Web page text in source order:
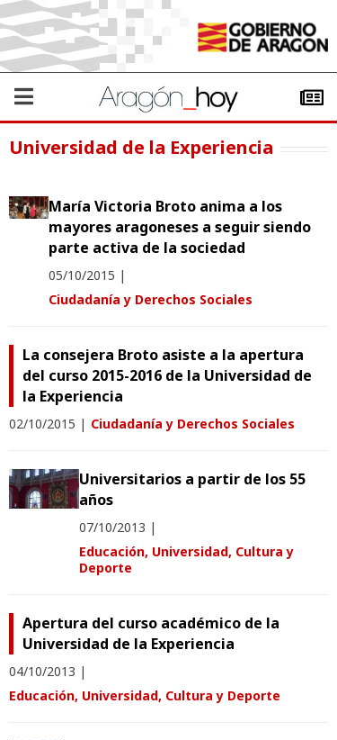
Universidad de la Experiencia
María Victoria Broto anima a los
mayores aragoneses a seguir siendo
parte activa de la sociedad
05/10/2015 |
Ciudadanía y Derechos Sociales
La consejera Broto asiste a la apertura
del curso 2015-2016 de la Universidad de
la Experiencia
02/10/2015 | Ciudadanía y Derechos Sociales
Universitarios a partir de los 55
años
07/10/2013 |
Educación, Universidad, Cultura y
Deporte
Apertura del curso académico de la
Universidad de la Experiencia
04/10/2013 |
Educación, Universidad, Cultura y Deporte